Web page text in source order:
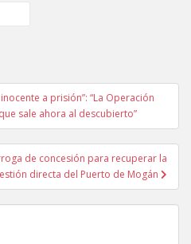
a prisión”: “La Operación
sale ahora al descubierto”
de concesión para recuperar la
directa del Puerto de Mogán